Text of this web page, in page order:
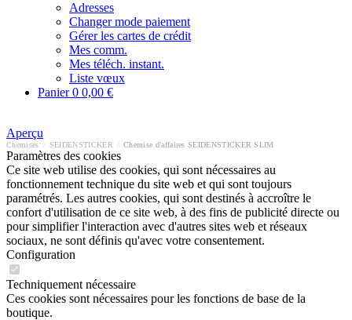
Adresses
Changer mode paiement
Gérer les cartes de crédit
Mes comm.
Mes téléch. instant.
Liste vœux
Panier0 0,00 €
Aperçu
Chemises SEIDENSTICKER Chemise d'affaires SEIDENSTICKER SLIM
Paramètres des cookies
Ce site web utilise des cookies, qui sont nécessaires au
fonctionnement technique du site web et qui sont toujours
paramétrés. Les autres cookies, qui sont destinés à accroître le
confort d'utilisation de ce site web, à des fins de publicité directe ou
pour simplifier l'interaction avec d'autres sites web et réseaux
sociaux, ne sont définis qu'avec votre consentement.
Configuration
Techniquement nécessaire
Ces cookies sont nécessaires pour les fonctions de base de la
boutique.